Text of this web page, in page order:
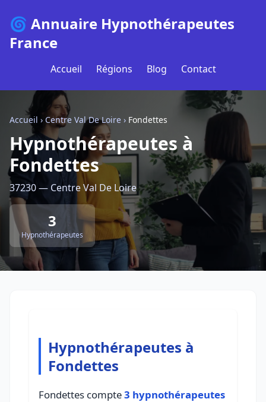
🌀 Annuaire Hypnothérapeutes
France
Accueil Régions Blog Contact
Accueil › Centre Val De Loire › Fondettes
Hypnothérapeutes à
Fondettes
37230 — Centre Val De Loire
3
Hypnothérapeutes
Hypnothérapeutes à
Fondettes
Fondettes compte3 hypnothérapeutes